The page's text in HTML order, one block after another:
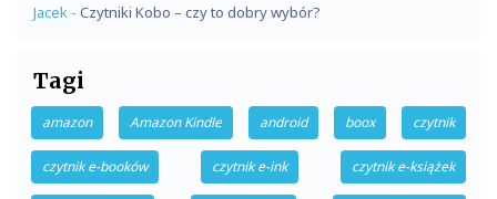
Jacek - Czytniki Kobo – czy to dobry wybór?
Tagi
amazon Amazon Kindle android boox czytnik
czytnik e-booków czytnik e-ink czytnik e-książek